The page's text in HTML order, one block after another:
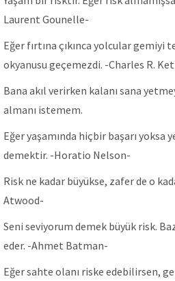
Laurent Gounelle-
Eğer fırtına çıkınca yolcular gemiyi
okyanusu geçemezdi. -Charles R.
Bana akıl verirken kalanı sana
almanı istemem.
Eğer yaşamında hiçbir başarı yoksa
demektir. -Horatio Nelson-
Risk ne kadar büyükse, zafer de o
Atwood-
Seni seviyorum demek büyük risk.
eder. -Ahmet Batman-
Eğer sahte olanı riske edebilirsen,